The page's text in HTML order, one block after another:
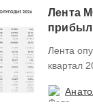
Лента
Лента
квартал 2026 года.